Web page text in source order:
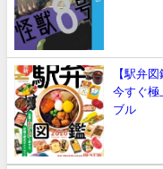
【駅弁
今すぐ極
ブル